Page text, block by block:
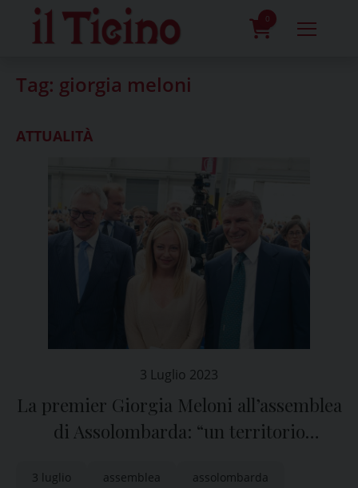
content
0
Tag: giorgia meloni
ATTUALITÀ
3 Luglio 2023
La premier Giorgia Meloni all’assemblea
di Assolombarda: “un territorio
3 luglio assemblea assolombarda